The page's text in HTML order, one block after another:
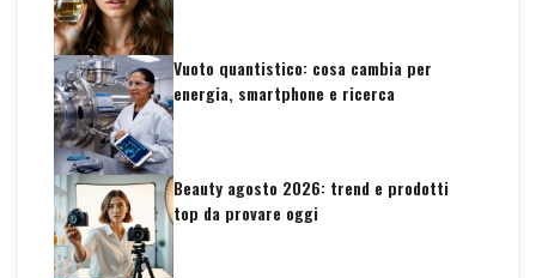
Vuoto quantistico: cosa cambia per
energia, smartphone e ricerca
Beauty agosto 2026: trend e prodotti
top da provare oggi